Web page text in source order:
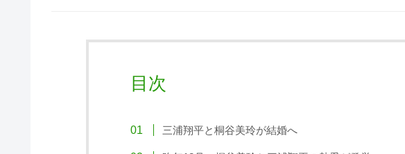
目次
三浦翔平と桐谷美玲が結婚へ